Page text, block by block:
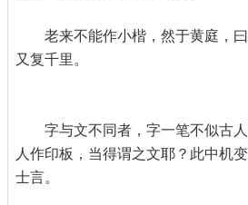
老来不能作小楷，然于黄庭，
又复千里。
字与文不同者，字一笔不似古
人作印板，当得谓之文耶？此中机
士言。